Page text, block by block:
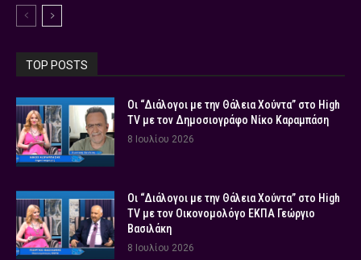
TOP POSTS
Οι “Διάλογοι με την Θάλεια Χούντα” στο High
TV με τον Δημοσιογράφο Νίκο Καραμπάση
8 Ιουλίου 2026
Οι “Διάλογοι με την Θάλεια Χούντα” στο High
TV με τον Οικονομολόγο ΕΚΠΑ Γεώργιο
Βασιλάκη
8 Ιουλίου 2026